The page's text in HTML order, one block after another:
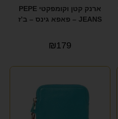
ארנק קטן וקומפקטי PEPE
JEANS – פאפא גינס – ב’ז
₪179